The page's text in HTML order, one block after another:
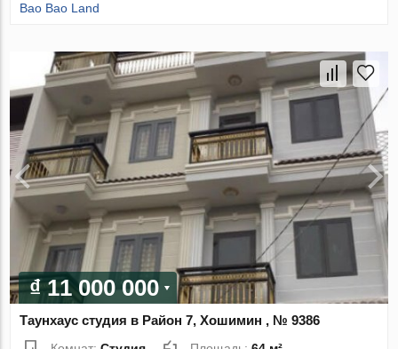
Bao Bao Land
₫ 11 000 000
Таунхаус студия в Район 7, Хошимин , № 9386